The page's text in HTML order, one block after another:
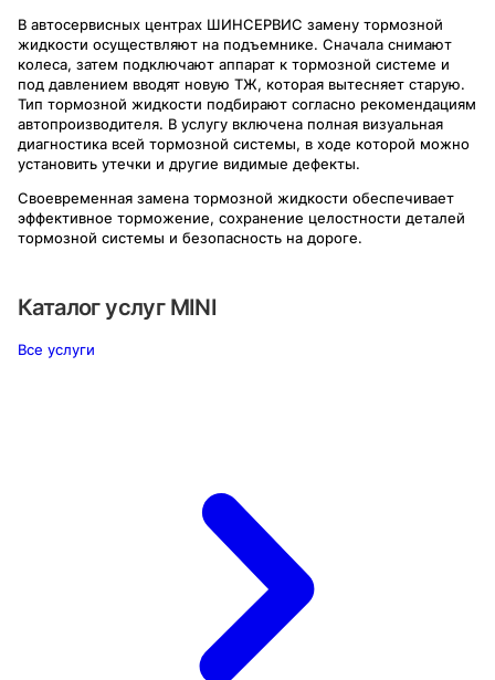
В автосервисных центрах ШИНСЕРВИС замену тормозной
жидкости осуществляют на подъемнике. Сначала снимают
колеса, затем подключают аппарат к тормозной системе и
под давлением вводят новую ТЖ, которая вытесняет старую.
Тип тормозной жидкости подбирают согласно рекомендациям
автопроизводителя. В услугу включена полная визуальная
диагностика всей тормозной системы, в ходе которой можно
установить утечки и другие видимые дефекты.
Своевременная замена тормозной жидкости обеспечивает
эффективное торможение, сохранение целостности деталей
тормозной системы и безопасность на дороге.
Каталог услуг MINI
Все услуги